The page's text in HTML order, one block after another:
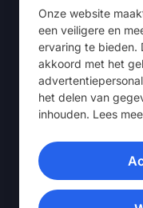
Onze website
een veiligere en
ervaring te bieden.
akkoord met het
het delen van
inhouden. Lees
Over ons
Vacatures
Gratis
VPN-
Korting
Waar te
Een vriend
VPN-